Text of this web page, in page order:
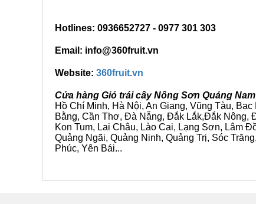
Hotlines: 0936652727 - 0977 301 303
Email: info@360fruit.vn
Website: 360fruit.vn
Cửa hàng Giỏ trái cây Nông Sơn Quảng
Hồ Chí Minh, Hà Nội, An Giang, Vũng Tàu,
Bằng, Cần Thơ, Đà Nẵng, Đắk Lắk,Đắk Nông,
Kon Tum, Lai Châu, Lào Cai, Lạng Sơn, Lâm
Quảng Ngãi, Quảng Ninh, Quảng Trị, Sóc
Phúc, Yên Bái...